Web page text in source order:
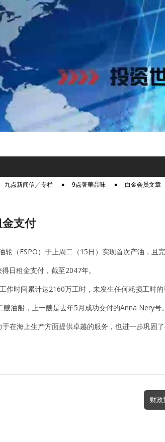
九点新闻信／专栏 9点奢華品味 白金会员文章
支付
（FSPO）于上周二（15日）实现首次产油，且完
日租金支付，截至2047年。
时间累计达2160万工时，未发生任何耗损工时的
油船，上一艘是去年5月成功交付的Anna Nery号。
在海上生产方面提供卓越的服务，也进一步巩固
财